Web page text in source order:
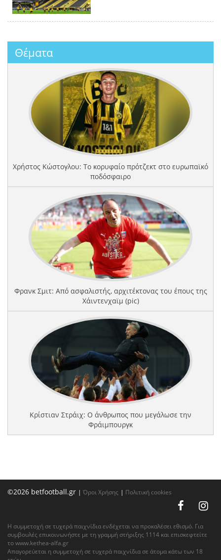
Θέματα
Χρήστος Κώστογλου: Το κορυφαίο πρότζεκτ στο ευρωπαϊκό
ποδόσφαιρο
Φρανκ Σμιτ: Από ασφαλιστής, αρχιτέκτονας του έπους της
Χάιντενχαϊμ (pic)
Κρίστιαν Στράιχ: Ο άνθρωπος που μεγάλωσε την
Φράιμπουργκ
©2026 betfootball.gr | Όροι Χρήσης | Πολιτική cookies
Η συμμετοχή σε τυχερά παιχνίδια ενδέχεται να προκαλέσει εθισμό. Για
συμβουλές επικοινωνήστε με τη γραμμή στήριξης 1114 και επισκεφτείτε
τοwww.kethea-alfa.gr
Απαγορεύεται η συμμετοχή σε τυχερά παιχνίδια σε άτομα κάτω των 18